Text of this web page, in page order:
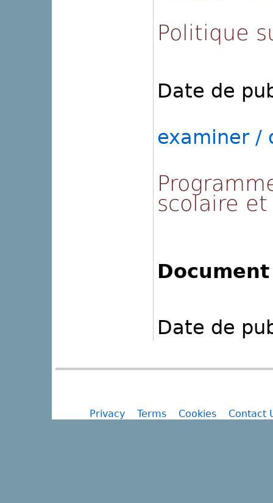
Politique
Date de
examiner /
scolaire
Date de
Privacy Terms Cookies Contact